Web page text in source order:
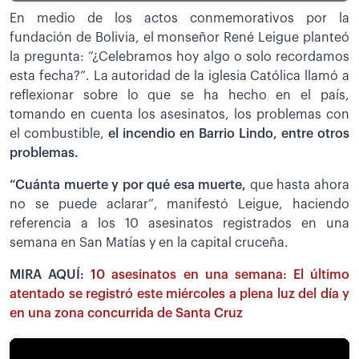
En medio de los actos conmemorativos por la
fundación de Bolivia, el monseñor René Leigue planteó
la pregunta: “¿Celebramos hoy algo o solo recordamos
esta fecha?”. La autoridad de la iglesia Católica llamó a
reflexionar sobre lo que se ha hecho en el país,
tomando en cuenta los asesinatos, los problemas con
el combustible, el incendio en Barrio Lindo, entre otros
problemas.
“Cuánta muerte y por qué esa muerte, que hasta ahora
no se puede aclarar”, manifestó Leigue, haciendo
referencia a los 10 asesinatos registrados en una
semana en San Matías y en la capital cruceña.
MIRA AQUÍ:10 asesinatos en una semana: El último
atentado se registró este miércoles a plena luz del día y
en una zona concurrida de Santa Cruz